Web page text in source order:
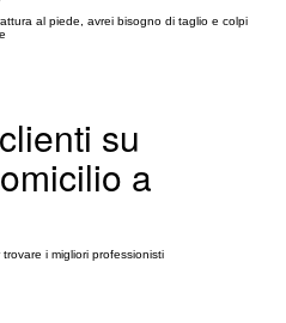
al piede, avrei bisogno di taglio e colpi
su
a
i migliori professionisti